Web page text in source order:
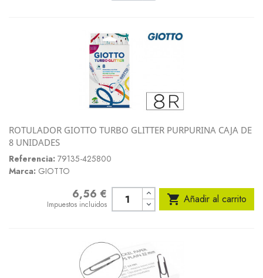
ROTULADOR GIOTTO TURBO GLITTER PURPURINA CAJA DE
8 UNIDADES
Referencia: 79135-425800
Marca: GIOTTO
6,56 €
Impuestos incluidos  Añadir al carrito